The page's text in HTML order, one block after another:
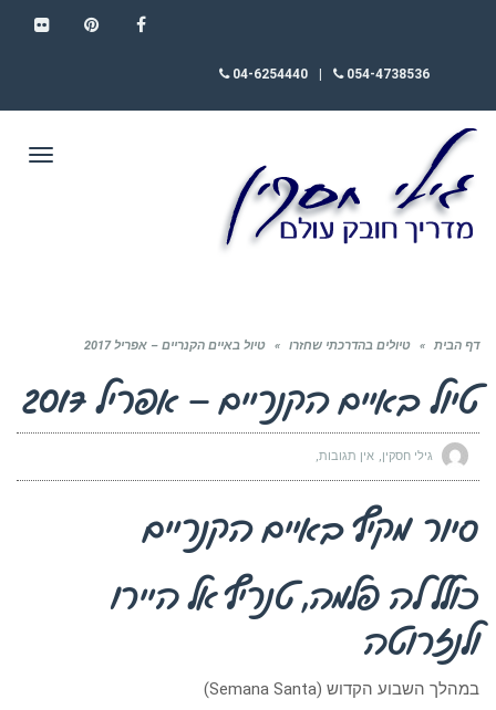
054-4738536
04-6254440
דף הבית » טיולים בהדרכתי שחזרו » טיול באיים הקנריים – אפריל 2017
טיול באיים הקנריים – אפריל 2017
גילי חסקין אין תגובות
סיור מקיף באיים הקנריים
כולל לה פלמה, טנריף אל היירו
ולנזרוטה
במהלך השבוע הקדוש (Semana Santa)